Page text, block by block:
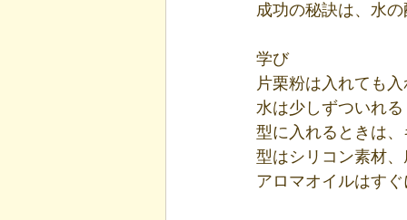
成功の秘訣は、水
学び
片栗粉は入れても
水は少しずついれる
型に入れるときは
型はシリコン素材
アロマオイルはす